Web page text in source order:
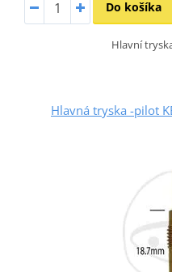
Do košíka
Hlavní
Hlavná tryska -pilot